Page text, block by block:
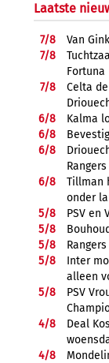
Laatste
7/8
Van
7/8
Fortuna
7/8
Celta
6/8
Kalma
6/8
6/8
Rangers
6/8
Tillman
onder
5/8
PSV en
5/8
5/8
5/8
Inter
alleen
5/8
PSV
4/8
Deal
4/8